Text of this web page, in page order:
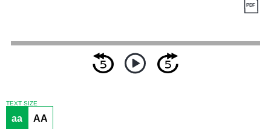
TEXT SIZE
aa AA